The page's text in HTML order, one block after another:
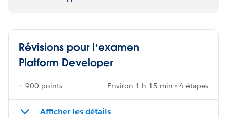
Révisions pour l’examen
Platform Developer
+ 900 points Environ 1 h 15 min • 4 étapes
Afficher les détails